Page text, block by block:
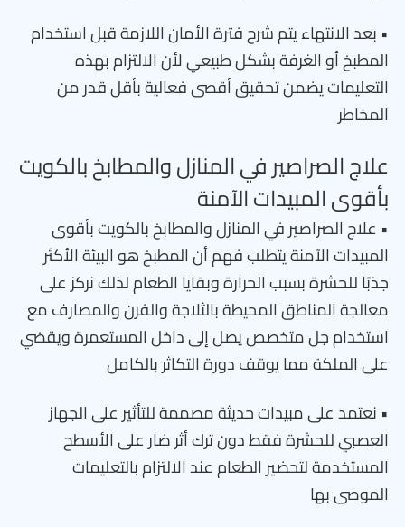
• بعد الانتهاء يتم شرح فترة الأمان اللازمة قبل استخدام
المطبخ أو الغرفة بشكل طبيعي لأن الالتزام بهذه
التعليمات يضمن تحقيق أقصى فعالية بأقل قدر من
المخاطر
علاج الصراصير في المنازل والمطابخ بالكويت
بأقوى المبيدات الآمنة
• علاج الصراصير في المنازل والمطابخ بالكويت بأقوى
المبيدات الآمنة يتطلب فهم أن المطبخ هو البيئة الأكثر
جذبًا للحشرة بسبب الحرارة وبقايا الطعام لذلك نركز على
معالجة المناطق المحيطة بالثلاجة والفرن والمصارف مع
استخدام جل متخصص يصل إلى داخل المستعمرة ويقضي
على الملكة مما يوقف دورة التكاثر بالكامل
• نعتمد على مبيدات حديثة مصممة للتأثير على الجهاز
العصبي للحشرة فقط دون ترك أثر ضار على الأسطح
المستخدمة لتحضير الطعام عند الالتزام بالتعليمات
الموصى بها